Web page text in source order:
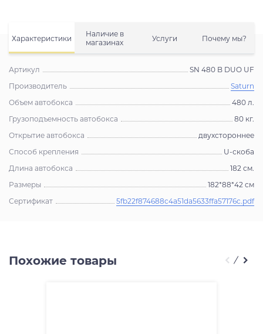
Характеристики
Наличие в
магазинах
Услуги Почему мы?
Артикул
SN 480 B DUO UF
Производитель
Saturn
Объем автобокса
480 л.
Грузоподъемность автобокса
80 кг.
Открытие автобокса
двухстороннее
Способ крепления
U-скоба
Длина автобокса
182 см.
Размеры
182*88*42 см
Сертификат
5fb22f874688c4a51da5633ffa57176c.pdf
Похожие товары